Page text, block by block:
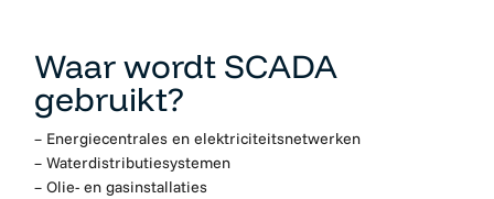
Waar wordt SCADA
gebruikt?
– Energiecentrales en elektriciteitsnetwerken
– Waterdistributiesystemen
– Olie- en gasinstallaties